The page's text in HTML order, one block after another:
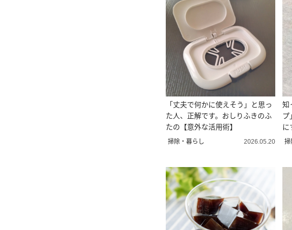
「丈夫で何かに使えそう」と思っ
た人、正解です。おしりふきのふ
たの【意外な活用術】
掃除・暮らし 2026.05.20
知
プ
に
掃